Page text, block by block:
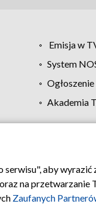
Emisja w
System
Akademia
Regulamin TVP
aby
na przetwarzanie
Zaufanych